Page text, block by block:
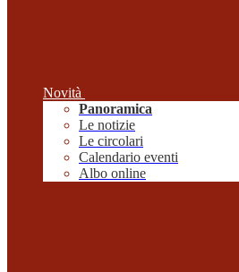
Novità
Panoramica
Le notizie
Le circolari
Calendario eventi
Albo online